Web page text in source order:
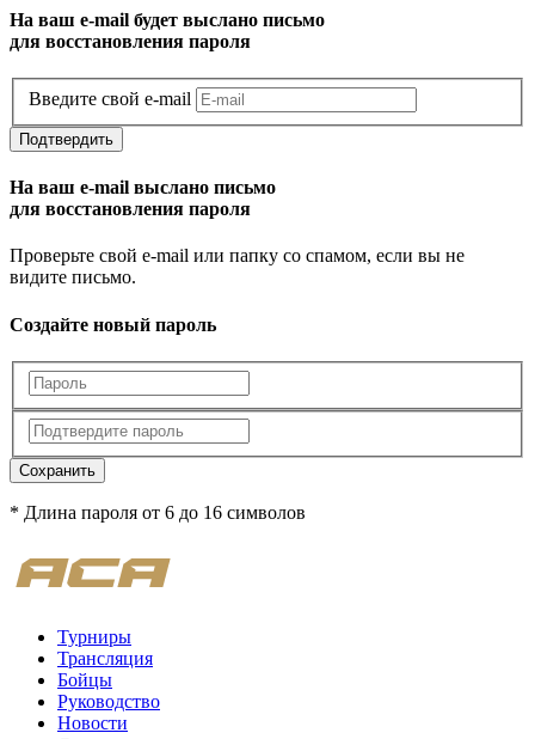
На ваш e-mail будет выслано письмо
для восстановления пароля
Введите свой e-mail
Подтвердить
На ваш e-mail выслано письмо
для восстановления пароля
Проверьте свой e-mail или папку со спамом, если вы не
видите письмо.
Создайте новый пароль
Сохранить
* Длина пароля от 6 до 16 символов
Турниры
Трансляция
Бойцы
Руководство
Новости